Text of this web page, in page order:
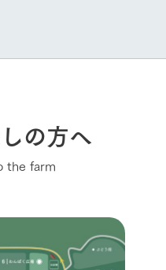
の方へ
the farm